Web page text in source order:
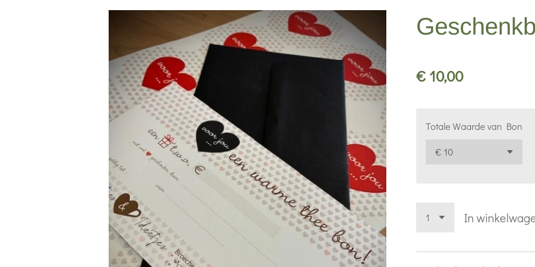
€ 10,00
Totale Waarde van Bon
In